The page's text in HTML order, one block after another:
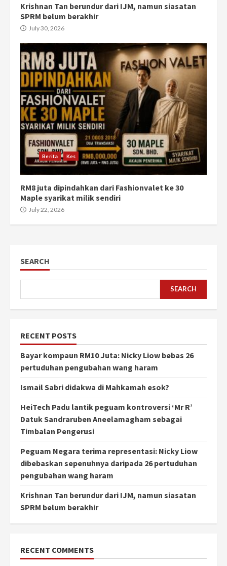
Krishnan Tan berundur dari IJM, namun siasatan
SPRM belum berakhir
July 30, 2026
Berita Kes
RM8 juta dipindahkan dari Fashionvalet ke 30
Maple syarikat milik sendiri
July 22, 2026
SEARCH
SEARCH
RECENT POSTS
Bayar kompaun RM10 Juta: Nicky Liow bebas 26
pertuduhan pengubahan wang haram
Ismail Sabri didakwa di Mahkamah esok?
HeiTech Padu lantik peguam kontroversi ‘Mr R’
Datuk Sandraruben Aneelamagham sebagai
Timbalan Pengerusi
Peguam Negara terima representasi: Nicky Liow
dibebaskan sepenuhnya daripada 26 pertuduhan
pengubahan wang haram
Krishnan Tan berundur dari IJM, namun siasatan
SPRM belum berakhir
RECENT COMMENTS